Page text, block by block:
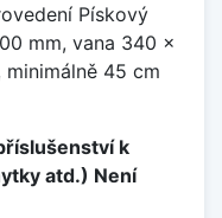
Pískový
mm, vana 340 x
45 cm
k
atd.) Není